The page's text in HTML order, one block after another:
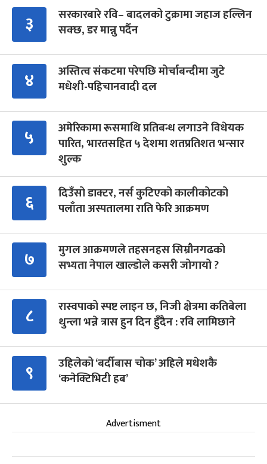
३
सरकारबारे रवि– बादलको टुक्रामा जहाज हल्लिन
सक्छ, डर मान्नु पर्दैन
४
अस्तित्व संकटमा परेपछि मोर्चाबन्दीमा जुटे
मधेशी-पहिचानवादी दल
५
अमेरिकामा रूसमाथि प्रतिबन्ध लगाउने विधेयक
पारित, भारतसहित ५ देशमा शतप्रतिशत भन्सार
शुल्क
६
दिउँसो डाक्टर, नर्स कुटिएको कालीकोटको
पलाँता अस्पतालमा राति फेरि आक्रमण
७
मुगल आक्रमणले तहसनहस सिम्रौनगढको
सभ्यता नेपाल खाल्डोले कसरी जोगायो ?
८
रास्वपाको स्पष्ट लाइन छ, निजी क्षेत्रमा कतिबेला
थुन्ला भन्ने त्रास हुन दिन हुँदैन : रवि लामिछाने
९
उहिलेको ‘बर्दीबास चोक’ अहिले मधेशकै
‘कनेक्टिभिटी हब’
Advertisment